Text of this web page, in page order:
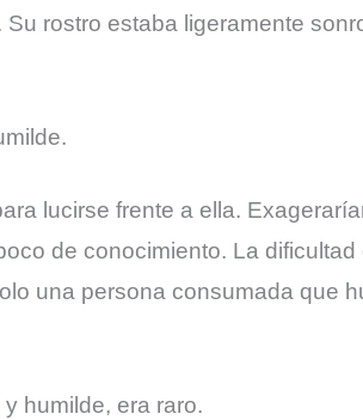
rostro estaba ligeramente
lucirse frente a ella.
de conocimiento. La
una persona consumada que
humilde, era raro.